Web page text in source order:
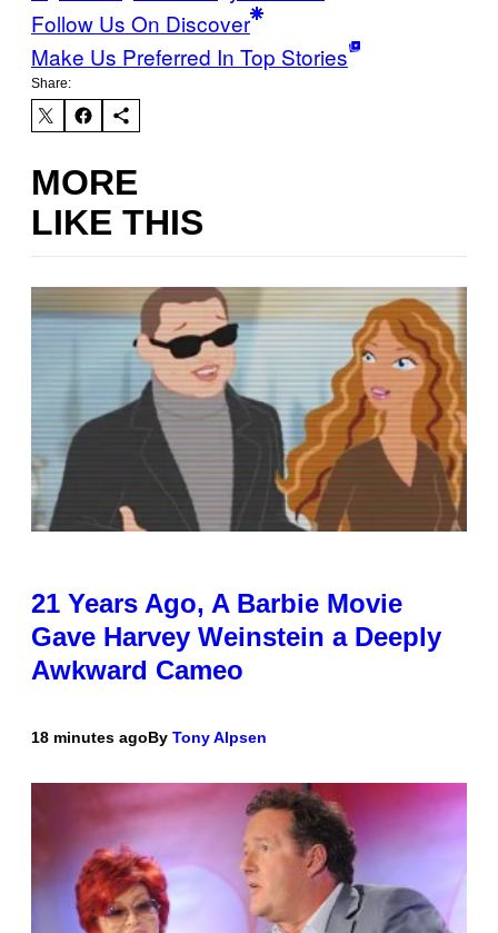
Follow Us On Discover
Make Us Preferred In Top Stories
Share:
MORE
LIKE THIS
21 Years Ago, A Barbie Movie
Gave Harvey Weinstein a Deeply
Awkward Cameo
18 minutes agoBy Tony Alpsen